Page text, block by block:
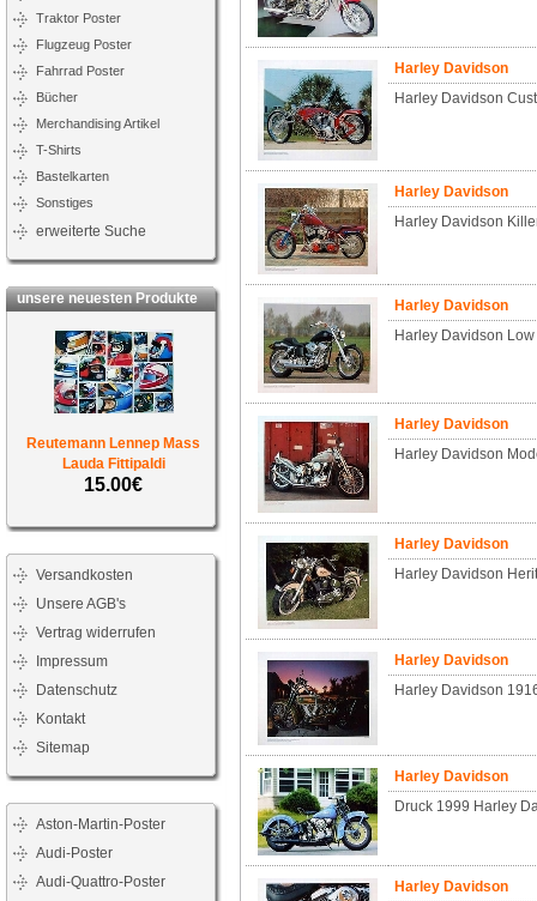
Traktor Poster
Flugzeug Poster
Fahrrad Poster
Bücher
Merchandising Artikel
T-Shirts
Bastelkarten
Sonstiges
erweiterte Suche
unsere neuesten Produkte
Reutemann Lennep Mass
Lauda Fittipaldi
15.00€
Versandkosten
Unsere AGB's
Vertrag widerrufen
Impressum
Datenschutz
Kontakt
Sitemap
Aston-Martin-Poster
Audi-Poster
Audi-Quattro-Poster
Harley Davidson
Harley Davidson
Harley Davidson
Harley Davidson
Harley Davidson
Harley Davidson
Harley Davidson
Harley Davidson
Harley Davidson
Harley Davidson
Harley Davidson
Harley Davidson
Harley Davidson
Druck 1999 Harley
Harley Davidson